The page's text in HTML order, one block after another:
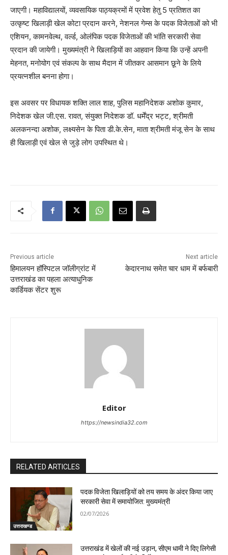
जाएगी। महाविद्यालयों, व्यवसायिक पाठ्यक्रमों में प्रवेश हेतु 5 प्रतिशत का
उत्कृष्ट खिलाड़ी खेल कोटा प्रदान करने, नेशनल गेम्स के पदक विजेताओं को भी
एशियन, कामनवेल्थ, वर्ल्ड, ओलंपिक पदक विजेताओं की भांति सरकारी सेवा
प्रदान की जायेगी। मुख्यमंत्री ने खिलाड़ियों का आहवान किया कि उन्हें अपनी
मेहनत, मनोयोग एवं संकल्प के साथ मैदान में जीतकर आसमान छूने के लिये
प्रयत्नशील बनना होगा।
इस अवसर पर विधायक शक्ति लाल शाह, पुलिस महानिदेशक अशोक कुमार,
निदेशक खेल जी.एस. रावत, संयुक्त निदेशक डॉ. धर्मेंद्र भट्ट, श्रीमती
अलकनन्दा अशोक, लक्ष्यसेन के पिता डी.के.सेन, माता श्रीमती मंजू सेन के साथ
ही खिलाड़ी एवं खेल से जुड़े लोग उपस्थित थे।
Previous article
हिमालयन हॉस्पिटल जॉलीग्रांट में
उत्तराखंड का पहला अत्याधुनिक
कार्डियक सेंटर शुरू
Next article
केदारनाथ समेत चार धाम में बर्फबारी
Editor
https://newsindia32.com
RELATED ARTICLES
उत्तराखण्ड
पदक विजेता खिलाड़ियों को तय समय के अंदर किया जाए
सरकारी सेवा में समायोजित: मुख्यमंत्री
02/07/2026
उत्तराखंड में खेलों की नई उड़ान, सीएम धामी ने दिए लिगेसी